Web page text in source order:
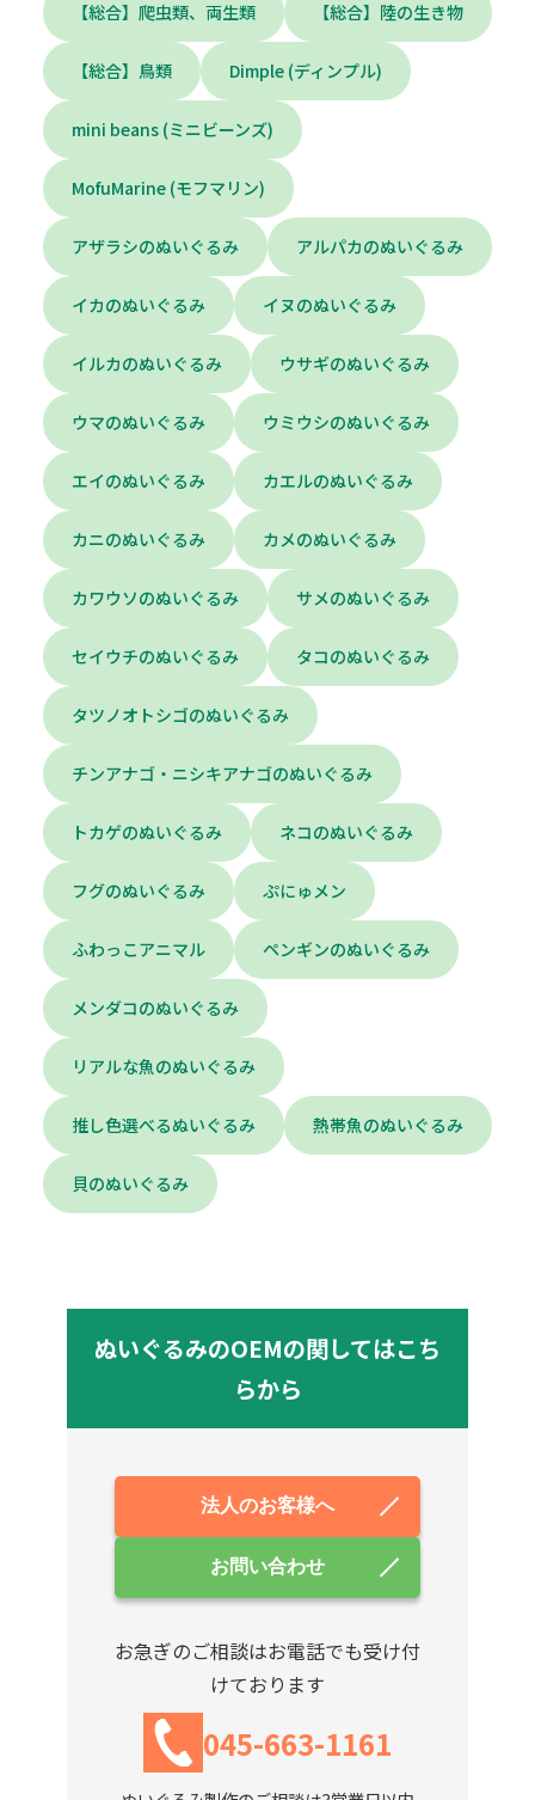
【総合】爬虫類、両生類 【総合】陸の生き物
【総合】鳥類 Dimple (ディンプル)
mini beans (ミニビーンズ)
MofuMarine (モフマリン)
アザラシのぬいぐるみ アルパカのぬいぐるみ
イカのぬいぐるみ イヌのぬいぐるみ
イルカのぬいぐるみ ウサギのぬいぐるみ
ウマのぬいぐるみ ウミウシのぬいぐるみ
エイのぬいぐるみ カエルのぬいぐるみ
カニのぬいぐるみ カメのぬいぐるみ
カワウソのぬいぐるみ サメのぬいぐるみ
セイウチのぬいぐるみ タコのぬいぐるみ
タツノオトシゴのぬいぐるみ
チンアナゴ・ニシキアナゴのぬいぐるみ
トカゲのぬいぐるみ ネコのぬいぐるみ
フグのぬいぐるみ ぷにゅメン
ふわっこアニマル ペンギンのぬいぐるみ
メンダコのぬいぐるみ
リアルな魚のぬいぐるみ
推し色選べるぬいぐるみ 熱帯魚のぬいぐるみ
貝のぬいぐるみ
ぬいぐるみのOEMの関してはこち
らから
法人のお客様へ
お問い合わせ
お急ぎのご相談はお電話でも受け付
けております
045-663-1161